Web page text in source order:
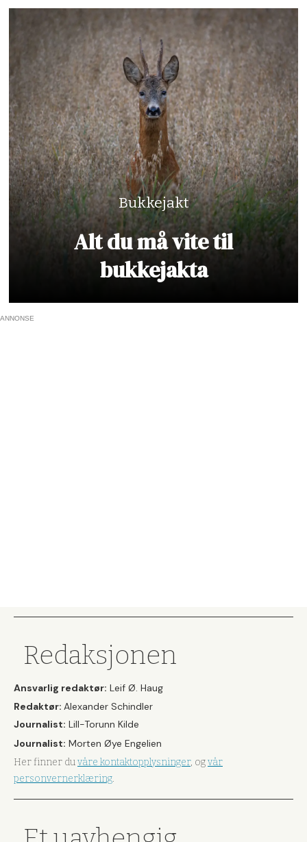
Bukkejakt
Alt du må vite til
bukkejakta
ANNONSE
Redaksjonen
Ansvarlig redaktør: Leif Ø. Haug
Redaktør: Alexander Schindler
Journalist: Lill-Torunn Kilde
Journalist: Morten Øye Engelien
Her finner duvåre kontaktopplysninger, ogvår
personvernerklæring.